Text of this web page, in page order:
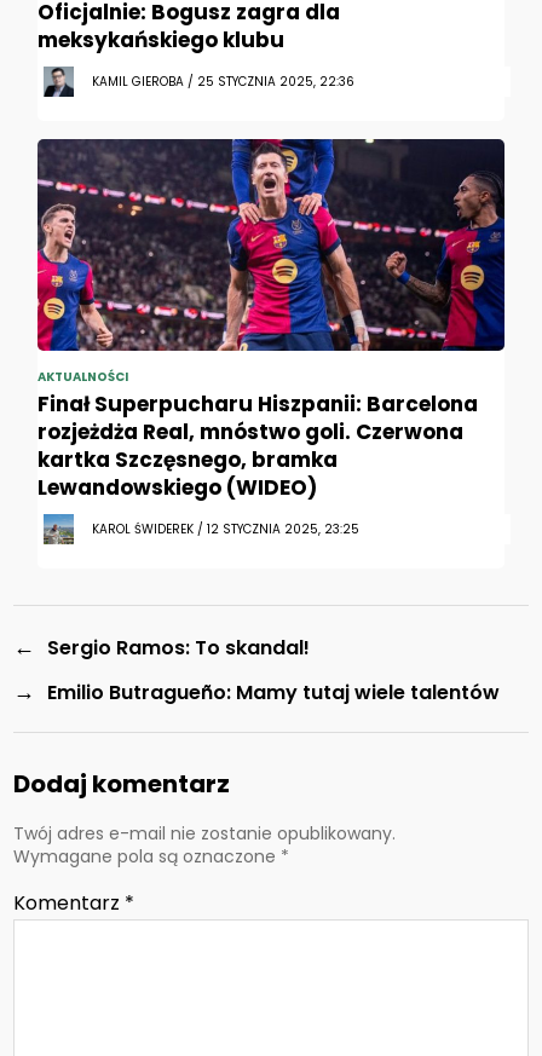
Oficjalnie: Bogusz zagra dla
meksykańskiego klubu
KAMIL GIEROBA / 25 STYCZNIA 2025, 22:36
AKTUALNOŚCI
Finał Superpucharu Hiszpanii: Barcelona
rozjeżdża Real, mnóstwo goli. Czerwona
kartka Szczęsnego, bramka
Lewandowskiego (WIDEO)
KAROL ŚWIDEREK / 12 STYCZNIA 2025, 23:25
← Sergio Ramos: To skandal!
→ Emilio Butragueño: Mamy tutaj wiele talentów
Dodaj komentarz
Twój adres e-mail nie zostanie opublikowany.
Wymagane pola są oznaczone *
Komentarz *